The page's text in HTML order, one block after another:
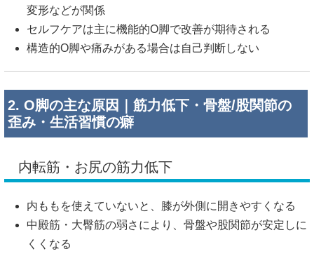
変形などが関係
セルフケアは主に機能的O脚で改善が期待される
構造的O脚や痛みがある場合は自己判断しない
2. O脚の主な原因｜筋力低下・骨盤/股関節の
歪み・生活習慣の癖
内転筋・お尻の筋力低下
内ももを使えていないと、膝が外側に開きやすくなる
中殿筋・大臀筋の弱さにより、骨盤や股関節が安定しに
くくなる